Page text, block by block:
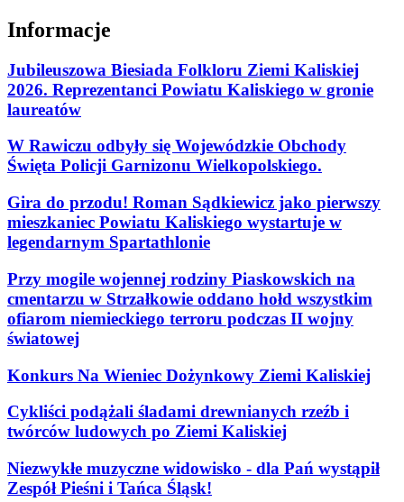
Informacje
Jubileuszowa Biesiada Folkloru Ziemi Kaliskiej
2026. Reprezentanci Powiatu Kaliskiego w gronie
laureatów
W Rawiczu odbyły się Wojewódzkie Obchody
Święta Policji Garnizonu Wielkopolskiego.
Gira do przodu! Roman Sądkiewicz jako pierwszy
mieszkaniec Powiatu Kaliskiego wystartuje w
legendarnym Spartathlonie
Przy mogile wojennej rodziny Piaskowskich na
cmentarzu w Strzałkowie oddano hołd wszystkim
ofiarom niemieckiego terroru podczas II wojny
światowej
Konkurs Na Wieniec Dożynkowy Ziemi Kaliskiej
Cykliści podążali śladami drewnianych rzeźb i
twórców ludowych po Ziemi Kaliskiej
Niezwykłe muzyczne widowisko - dla Pań wystąpił
Zespół Pieśni i Tańca Śląsk!